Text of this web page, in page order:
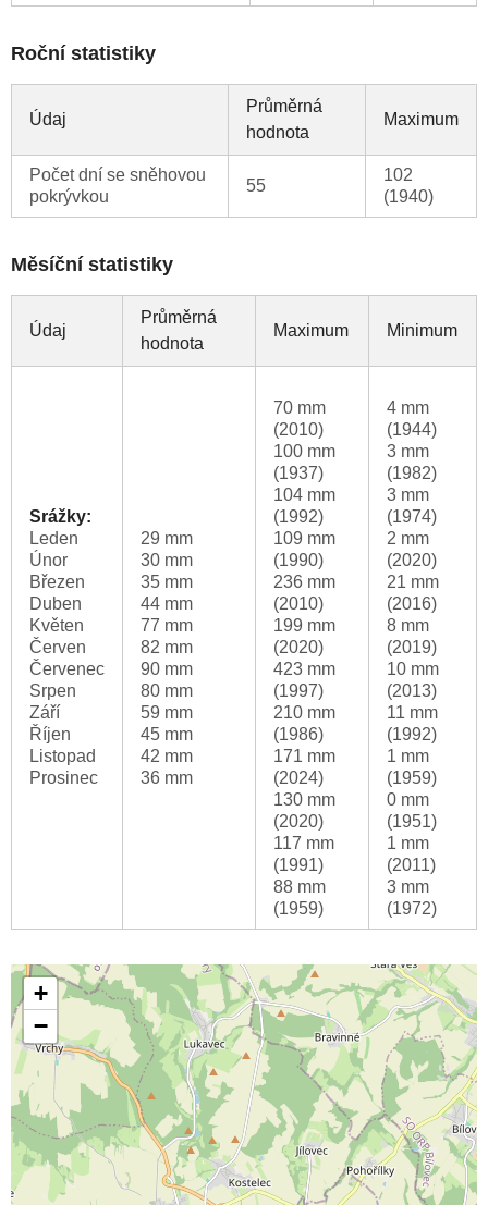
Roční statistiky
Údaj
Průměrná
hodnota
Maximum
Počet dní se sněhovou
pokrývkou
55
102
(1940)
Měsíční statistiky
Údaj
Průměrná
hodnota
Maximum Minimum
Srážky:
Leden
Únor
Březen
Duben
Květen
Červen
Červenec
Srpen
Září
Říjen
Listopad
Prosinec
29 mm
30 mm
35 mm
44 mm
77 mm
82 mm
90 mm
80 mm
59 mm
45 mm
42 mm
36 mm
70 mm
(2010)
100 mm
(1937)
104 mm
(1992)
109 mm
(1990)
236 mm
(2010)
199 mm
(2020)
423 mm
(1997)
210 mm
(1986)
171 mm
(2024)
130 mm
(2020)
117 mm
(1991)
88 mm
(1959)
4 mm
(1944)
3 mm
(1982)
3 mm
(1974)
2 mm
(2020)
21 mm
(2016)
8 mm
(2019)
10 mm
(2013)
11 mm
(1992)
1 mm
(1959)
0 mm
(1951)
1 mm
(2011)
3 mm
(1972)
+
−